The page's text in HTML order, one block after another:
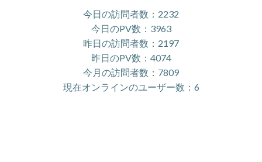
今日の訪問者数：2232
今日のPV数：3963
昨日の訪問者数：2197
昨日のPV数：4074
今月の訪問者数：7809
現在オンラインのユーザー数：6